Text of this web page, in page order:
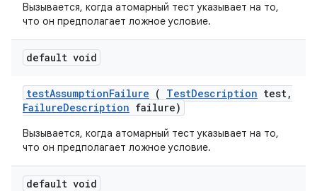
Вызывается, когда атомарный тест указывает на то,
что он предполагает ложное условие.
default void
testAssumptionFailure ( TestDescription test,
FailureDescription failure)
Вызывается, когда атомарный тест указывает на то,
что он предполагает ложное условие.
default void